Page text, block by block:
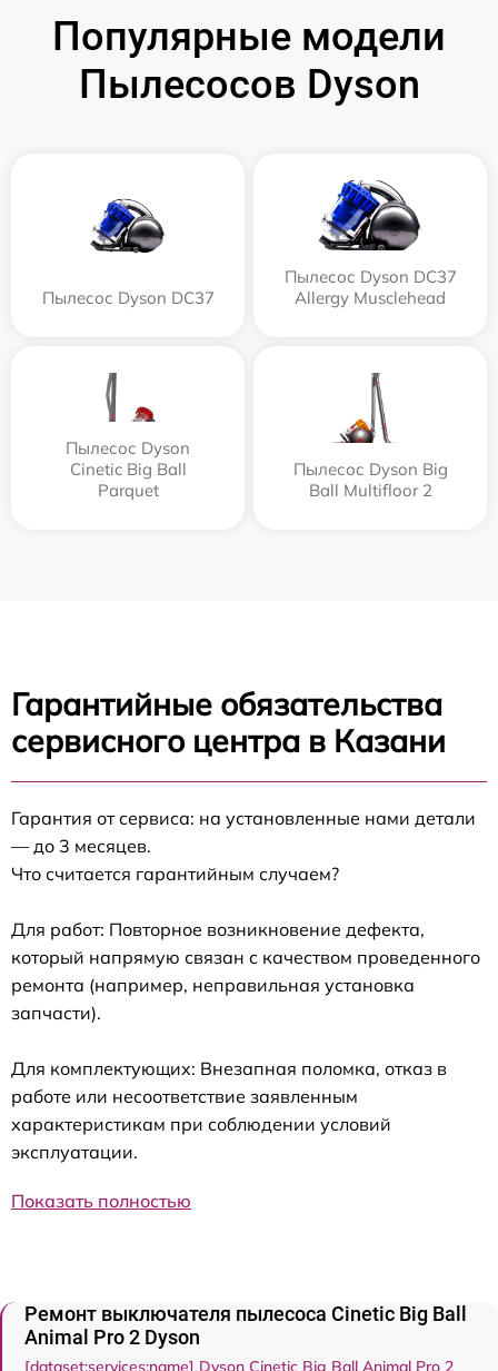
Популярные модели
Пылесосов Dyson
Пылесос Dyson DC37
Пылесос Dyson DC37
Allergy Musclehead
Пылесос Dyson
Cinetic Big Ball
Parquet
Пылесос Dyson Big
Ball Multifloor 2
Гарантийные обязательства
сервисного центра в Казани
Гарантия от сервиса: на установленные нами детали
— до 3 месяцев.
Что считается гарантийным случаем?
Для работ: Повторное возникновение дефекта,
который напрямую связан с качеством проведенного
ремонта (например, неправильная установка
запчасти).
Для комплектующих: Внезапная поломка, отказ в
работе или несоответствие заявленным
характеристикам при соблюдении условий
эксплуатации.
Показать полностью
Ремонт выключателя пылесоса Cinetic Big Ball
Animal Pro 2 Dyson
[dataset:services:name] Dyson Cinetic Big Ball Animal Pro 2